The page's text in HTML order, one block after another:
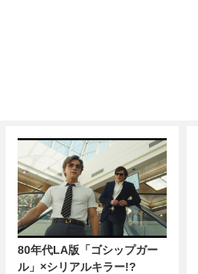
80年代LA版「ゴシップガー
ル」×シリアルキラー!?